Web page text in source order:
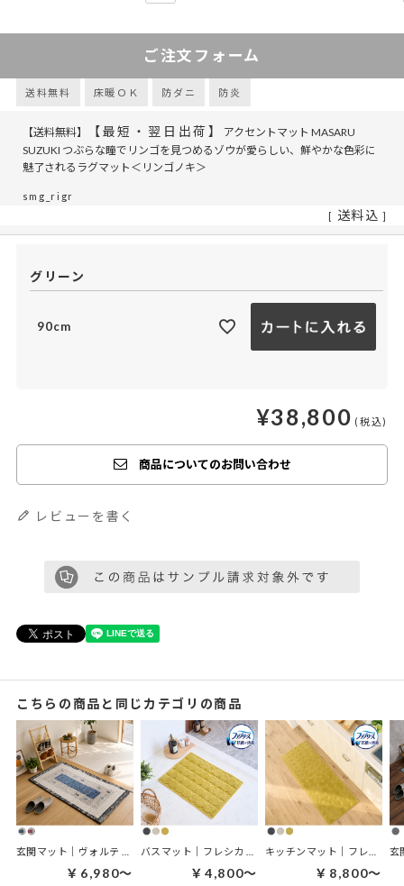
ご注文フォーム
送料無料 床暖ＯＫ 防ダニ 防炎
【送料無料】 【最短・翌日出荷】
アクセントマット MASARU
SUZUKI つぶらな瞳でリンゴを見つめるゾウが愛らしい、鮮やかな色彩に
魅了されるラグマット＜リンゴノキ＞
smg_rigr
送料込
グリーン
90cm
¥38,800
商品についてのお問い合わせ
レビューを書く
こちらの商品と同じカテゴリの商品
￥6,980～ ￥4,800～ ￥8,800～